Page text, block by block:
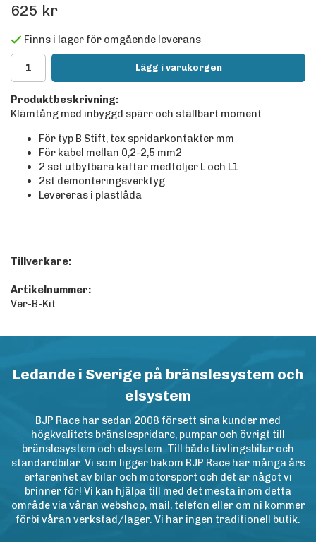
625 kr
Finns i lager för omgående leverans
Lägg i varukorgen
Produktbeskrivning:
Klämtång med inbyggd spärr och ställbart moment
För typ B Stift, tex spridarkontakter mm
För kabel mellan 0,2-2,5 mm2
2 set utbytbara käftar medföljer L och L1
2st demonteringsverktyg
Levereras i plastlåda
Tillverkare:
Artikelnummer:
Ver-B-Kit
Ledande i Sverige på bränslesystem och
elsystem
BJP Race har sedan 2008 försett sina kunder med
högkvalitets bränslespridare, pumpar och övrigt till
bränslesystem och elsystem. Till både tävlingsbilar och
standardbilar. Vi som ligger bakom BJP Race har många års
erfarenhet av bilar och motorsport och det är något vi
brinner för! Vi kan hjälpa till med det mesta inom detta
område via våran webshop, mail, telefon eller om ni kommer
förbi våran verkstad/lager. Vi har ingen traditionell butik.